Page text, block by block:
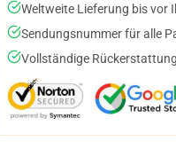
Weltweite Lieferung bis vor
Sendungsnummer für alle
Vollständige